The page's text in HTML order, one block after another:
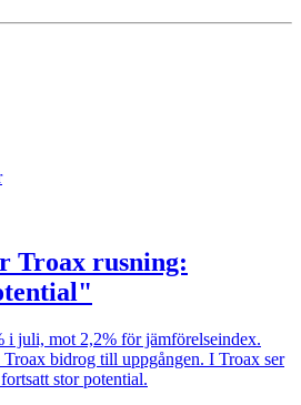
Troax rusning:
i juli, mot 2,2% för jämförelseindex.
bidrog till uppgången. I Troax ser
stor potential.